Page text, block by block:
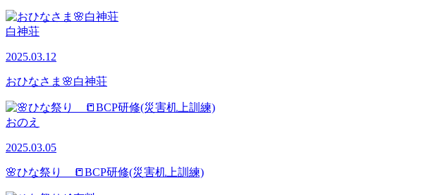
白神荘
2025.03.12
おひなさま🌸白神荘
おのえ
2025.03.05
🌸ひな祭り 📒BCP研修(災害机上訓練)